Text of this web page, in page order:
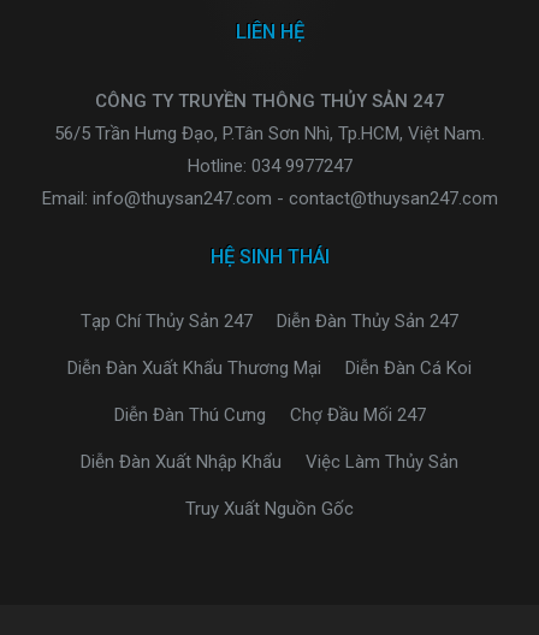
LIÊN HỆ
CÔNG TY TRUYỀN THÔNG THỦY SẢN 247
56/5 Trần Hưng Đạo, P.Tân Sơn Nhì, Tp.HCM, Việt Nam.
Hotline: 034 9977247
Email: info@thuysan247.com - contact@thuysan247.com
HỆ SINH THÁI
Tạp Chí Thủy Sản 247 Diễn Đàn Thủy Sản 247
Diễn Đàn Xuất Khẩu Thương Mại Diễn Đàn Cá Koi
Diễn Đàn Thú Cưng Chợ Đầu Mối 247
Diễn Đàn Xuất Nhập Khẩu Việc Làm Thủy Sản
Truy Xuất Nguồn Gốc